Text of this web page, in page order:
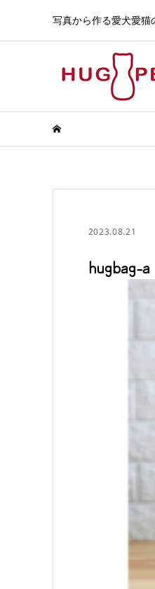
写真から作る愛犬愛
2023.08.21
hugbag-a